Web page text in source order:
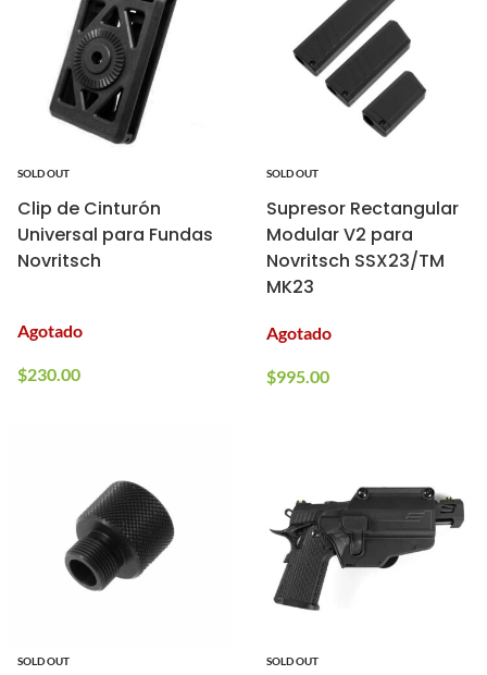
SOLD OUT
Clip de Cinturón
Universal para Fundas
Novritsch
Agotado
$230.00
SOLD OUT
Supresor Rectangular
Modular V2 para
Novritsch SSX23/TM
MK23
Agotado
$995.00
SOLD OUT SOLD OUT